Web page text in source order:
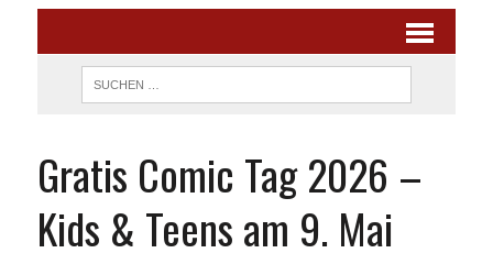
Gratis Comic Tag 2026 –
Kids & Teens am 9. Mai